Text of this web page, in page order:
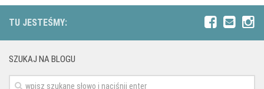
TU JESTEŚMY:
SZUKAJ NA BLOGU